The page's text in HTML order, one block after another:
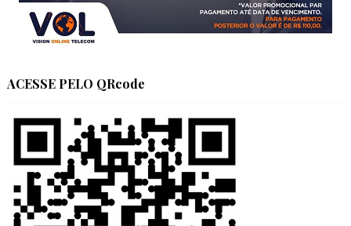
ACESSE PELO QRcode